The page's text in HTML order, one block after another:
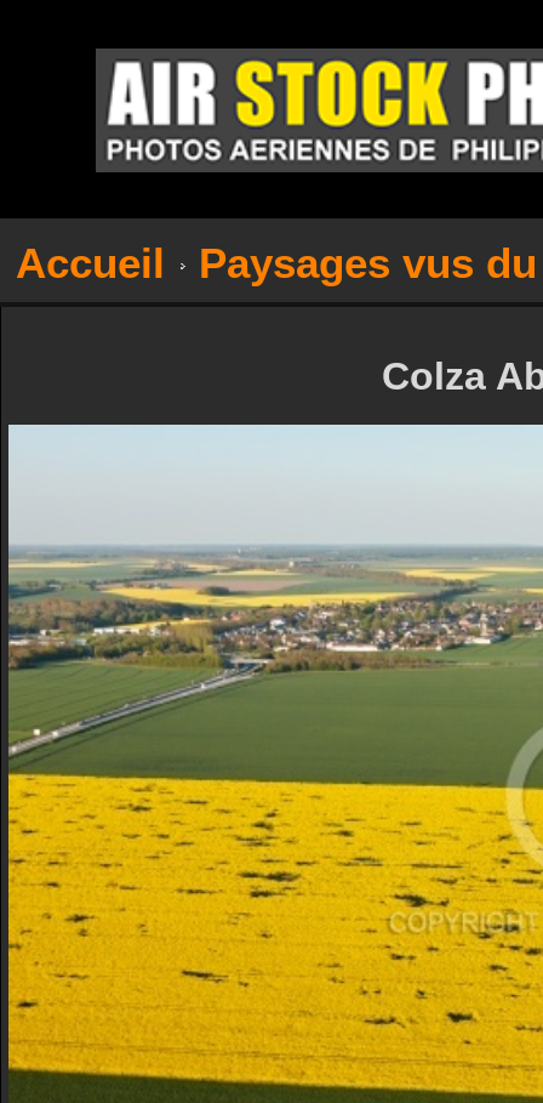
Accueil Paysages vus
Colza